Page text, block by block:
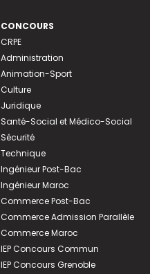
CONCOURS
CRPE
Administration
Animation-Sport
Culture
Juridique
Santé-Social et Médico-Social
Sécurité
Technique
Ingénieur Post-Bac
Ingénieur Maroc
Commerce Post-Bac
Commerce Admission Parallèle
Commerce Maroc
IEP Concours Commun
IEP Concours Grenoble